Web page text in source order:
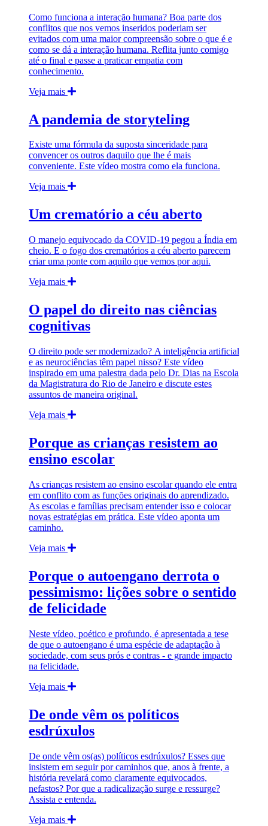
Como funciona a interação humana? Boa parte dos
conflitos que nos vemos inseridos poderiam ser
evitados com uma maior compreensão sobre o que é e
como se dá a interação humana. Reflita junto comigo
até o final e passe a praticar empatia com
conhecimento.
Veja mais
A pandemia de storyteling
Existe uma fórmula da suposta sinceridade para
convencer os outros daquilo que lhe é mais
conveniente. Este vídeo mostra como ela funciona.
Veja mais
Um crematório a céu aberto
O manejo equivocado da COVID-19 pegou a Índia em
cheio. E o fogo dos crematórios a céu aberto parecem
criar uma ponte com aquilo que vemos por aqui.
Veja mais
O papel do direito nas ciências
cognitivas
O direito pode ser modernizado? A inteligência artificial
e as neurociências têm papel nisso? Este vídeo
inspirado em uma palestra dada pelo Dr. Dias na Escola
da Magistratura do Rio de Janeiro e discute estes
assuntos de maneira original.
Veja mais
Porque as crianças resistem ao
ensino escolar
As crianças resistem ao ensino escolar quando ele entra
em conflito com as funções originais do aprendizado.
As escolas e famílias precisam entender isso e colocar
novas estratégias em prática. Este vídeo aponta um
caminho.
Veja mais
Porque o autoengano derrota o
pessimismo: lições sobre o sentido
de felicidade
Neste vídeo, poético e profundo, é apresentada a tese
de que o autoengano é uma espécie de adaptação à
sociedade, com seus prós e contras - e grande impacto
na felicidade.
Veja mais
De onde vêm os políticos
esdrúxulos
De onde vêm os(as) políticos esdrúxulos? Esses que
insistem em seguir por caminhos que, anos à frente, a
história revelará como claramente equivocados,
nefastos? Por que a radicalização surge e ressurge?
Assista e entenda.
Veja mais